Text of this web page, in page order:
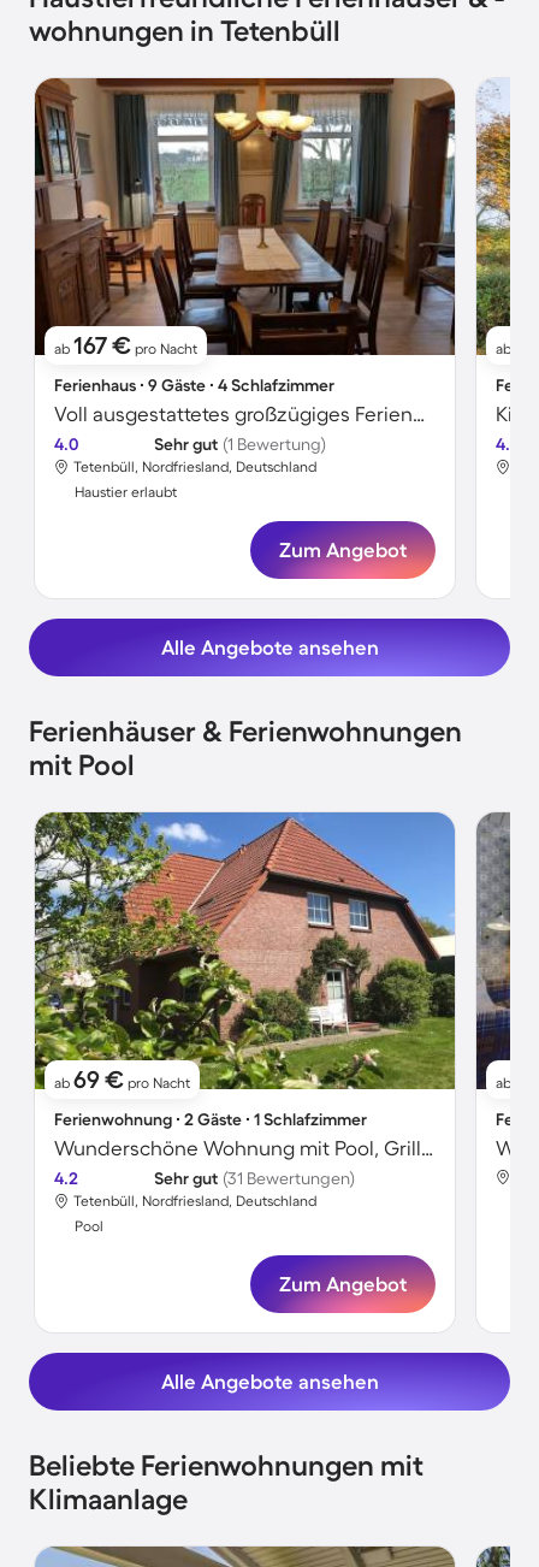
wohnungen in Tetenbüll
ab 167 € pro Nacht
Ferienhaus ∙ 9 Gäste ∙ 4 Schlafzimmer
Voll ausgestattetes großzügiges Ferienhaus mit Terrasse und Garten | Gartenblick | Ideal für Homeoffice | Haustiere erlaubt
4.0 Sehr gut (1 Bewertung)
Tetenbüll, Nordfriesland, Deutschland
Haustier erlaubt
Zum Angebot
ab
4.7
Alle Angebote ansehen
Ferienhäuser & Ferienwohnungen
mit Pool
ab 69 € pro Nacht
Ferienwohnung ∙ 2 Gäste ∙ 1 Schlafzimmer
Wunderschöne Wohnung mit Pool, Grill und Terrasse | Haustierfreundlich
4.2 Sehr gut (31 Bewertungen)
Tetenbüll, Nordfriesland, Deutschland
Pool
Zum Angebot
ab
Alle Angebote ansehen
Beliebte Ferienwohnungen mit
Klimaanlage